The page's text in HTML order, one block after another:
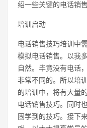
绍一些关键的电话销售
培训启动
电话销售技巧培训中
模拟电话销售。以我
自然。毕竟没有电话
非常不同的。所以培
的培训中，将有大量
电话销售技巧。同时
固学到的技巧。接下